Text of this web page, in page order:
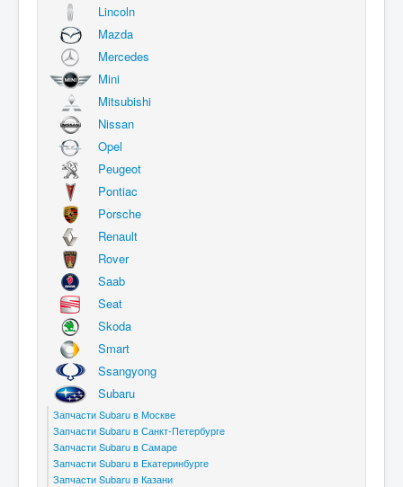
Lincoln
Mazda
Mercedes
Mini
Mitsubishi
Nissan
Opel
Peugeot
Pontiac
Porsche
Renault
Rover
Saab
Seat
Skoda
Smart
Ssangyong
Subaru
Запчасти Subaru в Москве
Запчасти Subaru в Санкт-Петербурге
Запчасти Subaru в Самаре
Запчасти Subaru в Екатеринбурге
Запчасти Subaru в Казани